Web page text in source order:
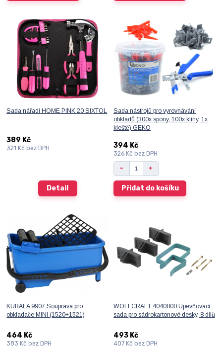
Sada nářadí HOME PINK 20 SIXTOL
389 Kč
321 Kčbez DPH
Detail
Sada nástrojů pro vyrovnávání
obkladů (300x spony, 100x klíny, 1x
kleště) GEKO
394 Kč
326 Kč bez DPH
Přidat do košíku
KUBALA 9907 Souprava pro
obkladače MINI (1520+1521)
464 Kč
383 Kčbez DPH
WOLFCRAFT 4040000 Upevňovací
sada pro sádrokartonové desky, 8 dílů
493 Kč
407 Kč bez DPH